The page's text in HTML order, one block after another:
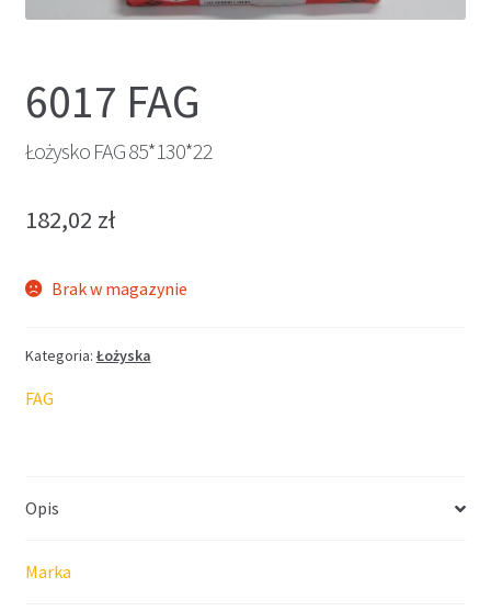
6017 FAG
Łożysko FAG 85*130*22
182,02 zł
Brak w magazynie
Kategoria: Łożyska
FAG
Opis
Marka